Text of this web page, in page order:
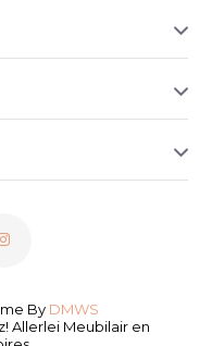
By DMWS
Allerlei Meubilair en